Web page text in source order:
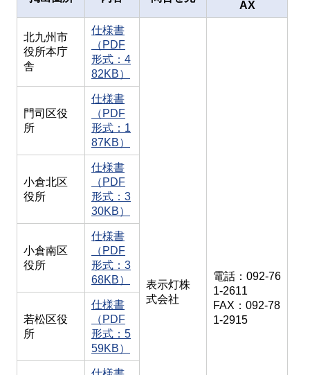
AX
北九州市
役所本庁
舎
仕様書
（PDF
形式：4
82KB）
表示灯株
式会社
電話：092-76
1-2611
FAX：092-78
1-2915
門司区役
所
仕様書
（PDF
形式：1
87KB）
小倉北区
役所
仕様書
（PDF
形式：3
30KB）
小倉南区
役所
仕様書
（PDF
形式：3
68KB）
若松区役
所
仕様書
（PDF
形式：5
59KB）